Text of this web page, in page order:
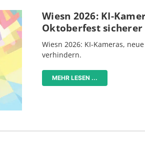
Wiesn 2026: KI-
Oktoberfest sicherer
Wiesn 2026: KI-Kameras,
verhindern.
MEHR LESEN ...